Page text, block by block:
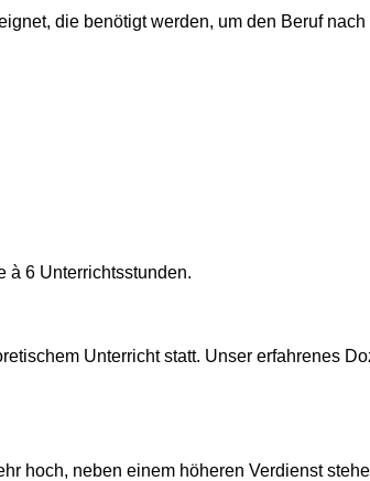
die benötigt werden, um den Beruf
à 6 Unterrichtsstunden.
Unterricht statt. Unser erfahrenes
hoch, neben einem höheren Verdienst